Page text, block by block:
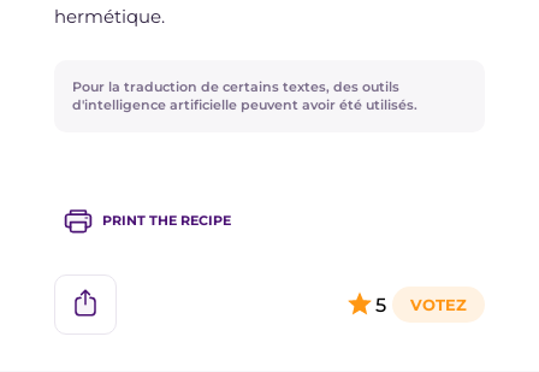
hermétique.
Pour la traduction de certains textes, des outils
d'intelligence artificielle peuvent avoir été utilisés.
PRINT THE RECIPE
5